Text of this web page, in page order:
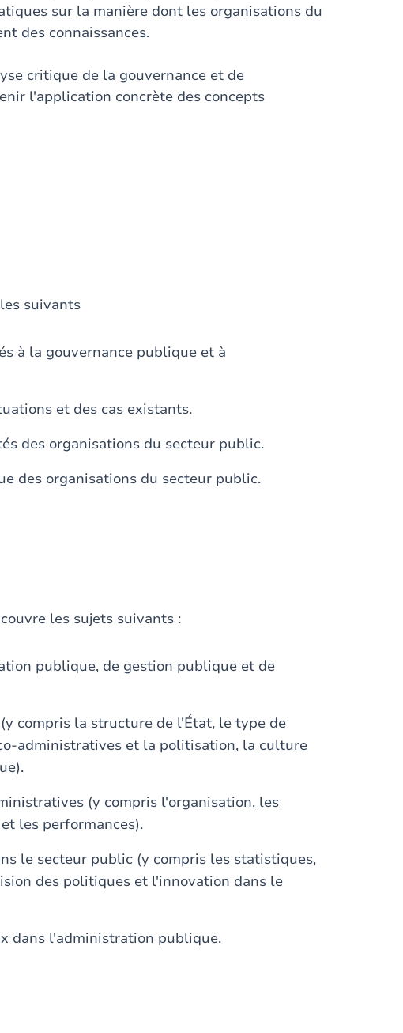
sur la manière dont les organisations du
des connaissances.
critique de la gouvernance et de
l'application concrète des concepts
suivants
à la gouvernance publique et à
et des cas existants.
des organisations du secteur public.
des organisations du secteur public.
les sujets suivants :
publique, de gestion publique et de
compris la structure de l'État, le type de
administratives et la politisation, la culture
(y compris l'organisation, les
les performances).
le secteur public (y compris les statistiques,
des politiques et l'innovation dans le
dans l'administration publique.